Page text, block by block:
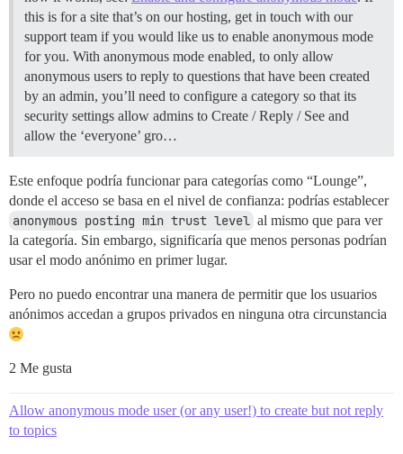
this is for a site that’s on our hosting, get in touch with our
support team if you would like us to enable anonymous mode
for you. With anonymous mode enabled, to only allow
anonymous users to reply to questions that have been created
by an admin, you’ll need to configure a category so that its
security settings allow admins to Create / Reply / See and
allow the ‘everyone’ gro…
Este enfoque podría funcionar para categorías como “Lounge”,
donde el acceso se basa en el nivel de confianza: podrías establecer
anonymous posting min trust level al mismo que para ver
la categoría. Sin embargo, significaría que menos personas podrían
usar el modo anónimo en primer lugar.
Pero no puedo encontrar una manera de permitir que los usuarios
anónimos accedan a grupos privados en ninguna otra circunstancia
2 Me gusta
Allow anonymous mode user (or any user!) to create but not reply
to topics